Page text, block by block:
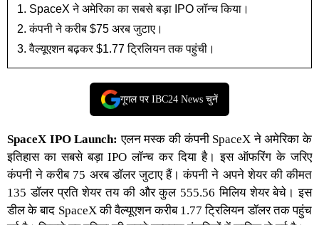
SpaceX ने अमेरिका का सबसे बड़ा IPO लॉन्च किया।
कंपनी ने करीब $75 अरब जुटाए।
वैल्यूएशन बढ़कर $1.77 ट्रिलियन तक पहुंची।
गूगल पर IBC24 News चुनें
SpaceX IPO Launch: एलन मस्क की कंपनी SpaceX ने अमेरिका के
इतिहास का सबसे बड़ाIPO लॉन्च कर दिया है। इस ऑफरिंग के जरिए
कंपनी ने करीब 75 अरब डॉलर जुटाए हैं। कंपनी ने अपने शेयर की कीमत
135 डॉलर प्रति शेयर तय की और कुल 555.56 मिलिय शेयर बेचे। इस
डील के बाद SpaceX की वैल्यूएशन करीब 1.77 ट्रिलियन डॉलर तक पहुंच